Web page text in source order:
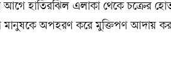
হাতিরঝিল এলাকা থেকে চক্রের
মানুষকে অপহরণ করে মুক্তিপণ